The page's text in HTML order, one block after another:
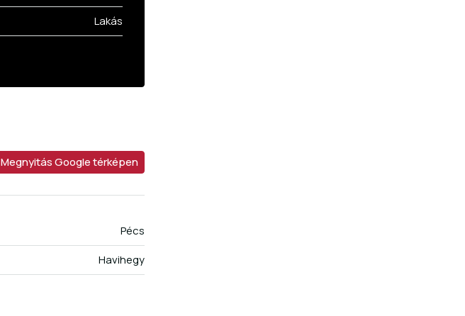
Lakás
Megnyitás Google térképen
Pécs
Havihegy